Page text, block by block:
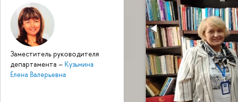
Заместитель руководителя
департамента – Кузьмина
Елена Валерьевна